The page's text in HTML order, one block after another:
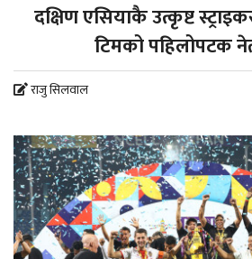
दक्षिण एसियाकै उत्कृष्ट
टिमको पहिलोपटक
राजु सिलवाल